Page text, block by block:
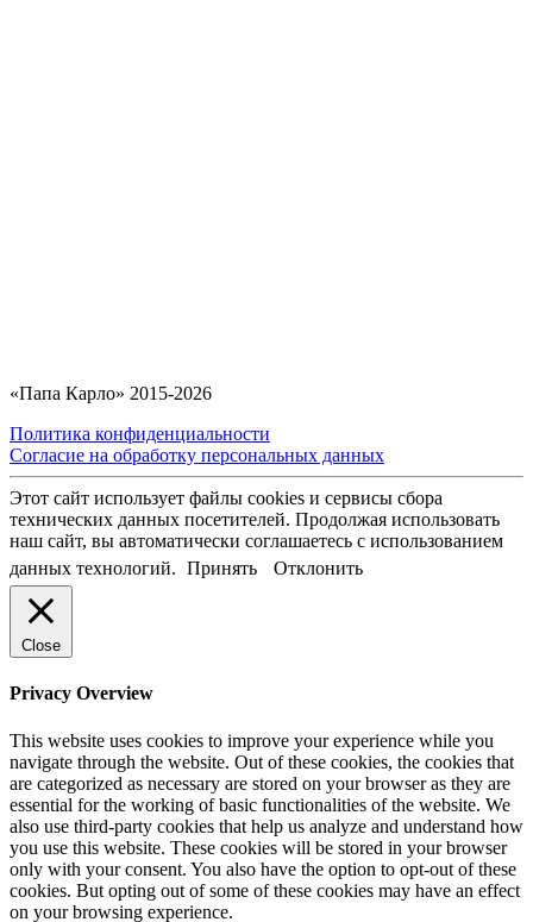
«Папа Карло» 2015-2026
Политика конфиденциальности
Согласие на обработку персональных данных
Этот сайт использует файлы cookies и сервисы сбора
технических данных посетителей. Продолжая использовать
наш сайт, вы автоматически соглашаетесь с использованием
данных технологий. Принять Отклонить
Close
Privacy Overview
This website uses cookies to improve your experience while you
navigate through the website. Out of these cookies, the cookies that
are categorized as necessary are stored on your browser as they are
essential for the working of basic functionalities of the website. We
also use third-party cookies that help us analyze and understand how
you use this website. These cookies will be stored in your browser
only with your consent. You also have the option to opt-out of these
cookies. But opting out of some of these cookies may have an effect
on your browsing experience.